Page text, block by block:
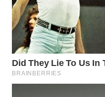
Network
KONSUMEN
LISTRIK
MASYARAKAT
KELISTRIKAN